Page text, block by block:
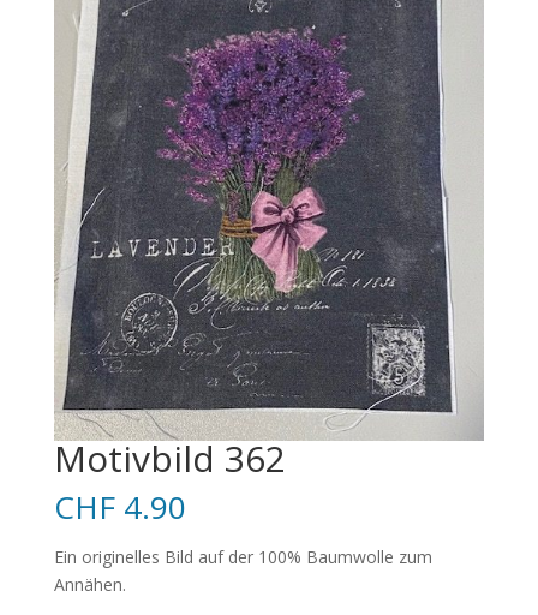
Motivbild 362
CHF4.90
Ein originelles Bild auf der 100% Baumwolle zum
Annähen.